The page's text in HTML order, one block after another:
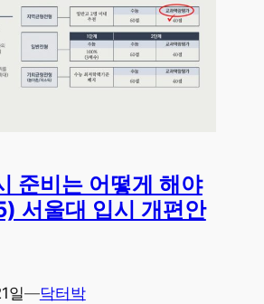
준비는 어떻게 해야
서울대 입시 개편안
일—닥터박